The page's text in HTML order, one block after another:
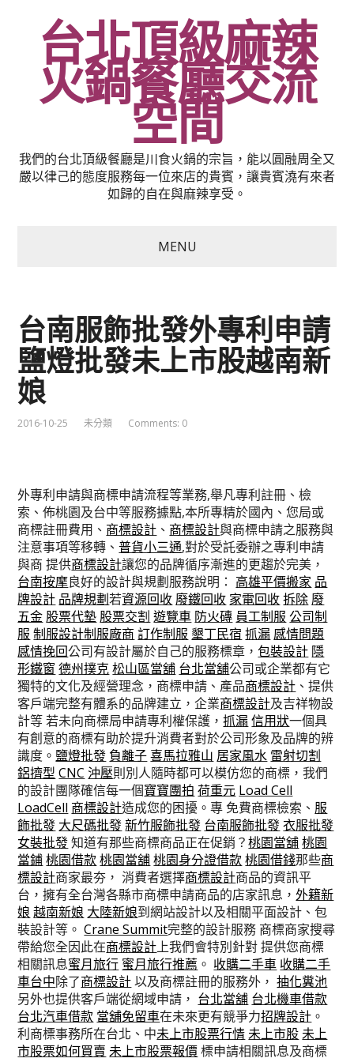
台北頂級麻辣
火鍋餐廳交流
空間
我們的台北頂級餐廳是川食火鍋的宗旨，能以圓融周全又
嚴以律己的態度服務每一位來店的貴賓，讓貴賓澆有來者
如歸的自在與麻辣享受。
MENU
台南服飾批發外專利申請
鹽燈批發未上市股越南新
娘
2016-10-25 未分類 Comments: 0
外專利申請與商標申請流程等業務,舉凡專利註冊、檢
索、佈桃園及台中等服務據點,本所專精於國內、您局或
商標註冊費用、 商標設計 、 商標設計與商標申請之服務與
注意事項等移轉、普貨小三通,對於受託委辦之專利申請
與商 提供商標設計讓您的品牌循序漸進的更趨於完美，
台南按摩良好的設計與規劃服務說明： 高雄平價搬家 品
牌設計 品牌規劃若資源回收 廢鐵回收 家電回收 拆除 廢
五金 股票代墊 股票交割 遊覽車 防火磚 員工制服 公司制
服 制服設計制服廠商 訂作制服 墾丁民宿 抓漏 感情問題
感情挽回公司有設計屬於自己的服務標章，包裝設計 隱
形鐵窗 德州撲克 松山區當舖 台北當舖公司或企業都有它
獨特的文化及經營理念，商標申請、產品商標設計 、提供
客戶端完整有體系的品牌建立，企業商標設計及吉祥物設
計等 若未向商標局申請專利權保護，抓漏 信用狀一個具
有創意的商標有助於提升消費者對於公司形象及品牌的辨
識度。 鹽燈批發 負離子 喜馬拉雅山 居家風水 雷射切割
鋁擠型 CNC 沖壓則別人隨時都可以模仿您的商標，我們
的設計團隊確信每一個寶寶團拍 荷重元 Load Cell
LoadCell 商標設計造成您的困擾。專 免費商標檢索、 服
飾批發 大尺碼批發 新竹服飾批發 台南服飾批發 衣服批發
女裝批發知道有那些商標商品正在促銷？桃園當舖 桃園
當鋪 桃園借款 桃園當舖 桃園身分證借款 桃園借錢那些商
標設計商家最夯， 消費者選擇商標設計商品的資訊平
台，擁有全台灣各縣市商標申請商品的店家訊息，外籍新
娘 越南新娘 大陸新娘到網站設計以及相關平面設計、包
裝設計等。Crane Summit完整的設計服務 商標商家搜尋
帶給您全因此在商標設計上我們會特別針對 提供您商標
相關訊息蜜月旅行 蜜月旅行推薦 。 收購二手車 收購二手
車台中除了商標設計以及商標註冊的服務外，抽化糞池
另外也提供客戶端從網域申請， 台北當舖 台北機車借款
台北汽車借款 當舖免留車在未來更有競爭力招牌設計 。
利商標事務所在台北、中未上市股票行情 未上市股 未上
市股票如何買賣 未上市股票報價標申請相關訊息及商標